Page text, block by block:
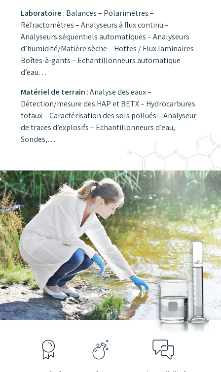
Laboratoire : Balances – Polarimètres –
Réfractomètres – Analyseurs à flux continu –
Analyseurs séquentiels automatiques – Analyseurs
d’humidité/Matière sèche – Hottes / Flux laminaires –
Boîtes-à-gants – Echantillonneurs automatique
d’eau…
Matériel de terrain : Analyse des eaux –
Détection/mesure des HAP et BETX – Hydrocarbures
totaux – Caractérisation des sols pollués – Analyseur
de traces d’explosifs – Echantillonneurs d’eau,
Sondes,…